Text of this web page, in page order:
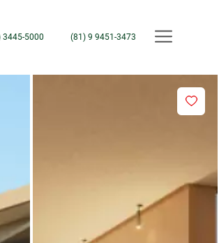
3445-5000 (81) 9 9451-3473